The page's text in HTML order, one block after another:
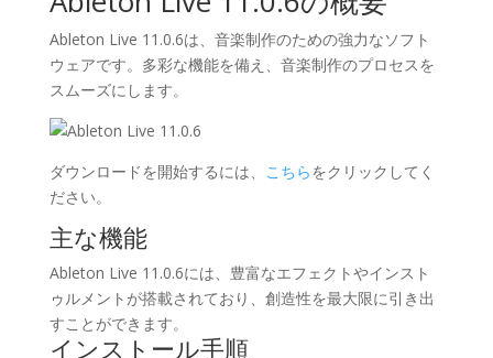
Ableton Live 11.0.6は、音楽制作のための強力なソフト
ウェアです。多彩な機能を備え、音楽制作のプロセスを
スムーズにします。
ダウンロードを開始するには、 こちらをクリックしてく
ださい。
主な機能
Ableton Live 11.0.6には、豊富なエフェクトやインスト
ゥルメントが搭載されており、創造性を最大限に引き出
すことができます。
インストール手順